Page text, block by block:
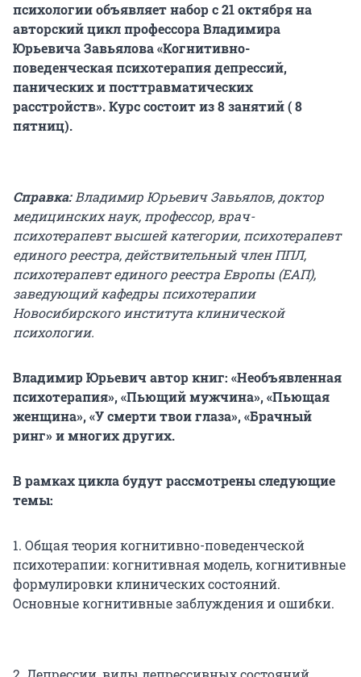
психологии объявляет набор с 21 октября на
авторский циклпрофессора Владимира
Юрьевича Завьялова«Когнитивно-
поведенческая психотерапия депрессий,
панических и посттравматических
расстройств».Курс состоит из 8 занятий ( 8
пятниц).
Справка: Владимир Юрьевич Завьялов, доктор
медицинских наук, профессор, врач-
психотерапевт высшей категории, психотерапевт
единого реестра, действительный член ППЛ,
психотерапевт единого реестра Европы (ЕАП),
заведующий кафедры психотерапии
Новосибирского института клинической
психологии.
Владимир Юрьевич автор книг: «Необъявленная
психотерапия», «Пьющий мужчина», «Пьющая
женщина», «У смерти твои глаза», «Брачный
ринг» и многих других.
​В рамках циклабудут рассмотрены следующие
темы:
1. Общая теория когнитивно-поведенческой
психотерапии: когнитивная модель, когнитивные
формулировки клинических состояний.
Основные когнитивные заблуждения и ошибки.